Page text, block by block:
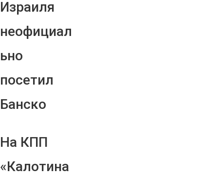
Израиля
неофициал
ьно
посетил
Банско
На КПП
«Калотина